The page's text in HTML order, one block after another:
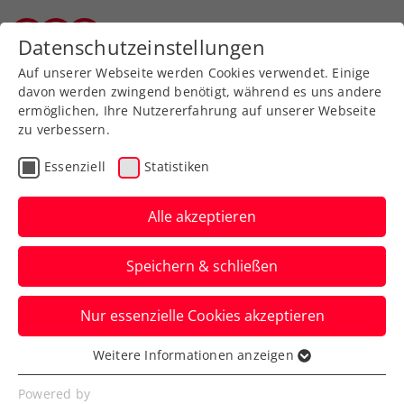
Davis Cup
Davis Cup: Irland
empfängt ÖTV-Herren in
Limerick
Auch der Spieltermin ist inzwischen
fixiert: Das Play-off der Weltgruppe I
steigt am 3./4. Februar 2024.
Verfasst von: Manuel Wachta, 12.12.2023
Datenschutzeinstellungen
Auf unserer Webseite werden Cookies verwendet. Einige
davon werden zwingend benötigt, während es uns andere
ermöglichen, Ihre Nutzererfahrung auf unserer Webseite
zu verbessern.
Essenziell Statistiken
Alle akzeptieren
Speichern & schließen
Nur essenzielle Cookies akzeptieren
Essenziell
Essenzielle Cookies werden für grundlegende
Weitere Informationen anzeigen
Powered by